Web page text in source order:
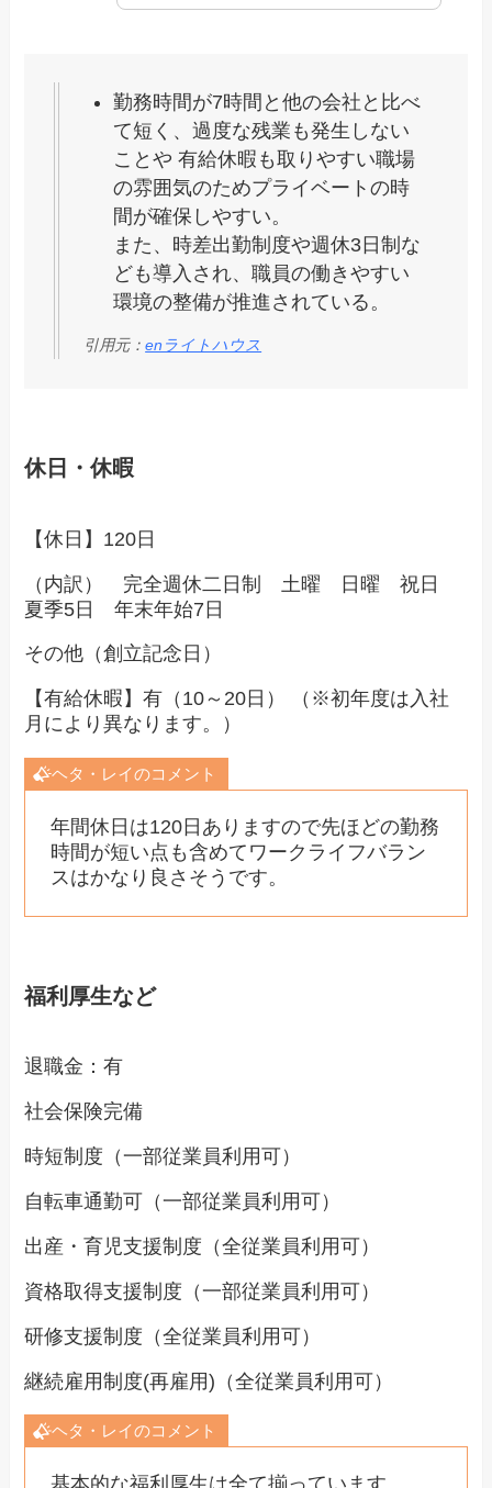
勤務時間が7時間と他の会社と比べ
て短く、過度な残業も発生しない
ことや 有給休暇も取りやすい職場
の雰囲気のためプライベートの時
間が確保しやすい。
また、時差出勤制度や週休3日制な
ども導入され、職員の働きやすい
環境の整備が推進されている。
引用元：enライトハウス
休日・休暇
【休日】120日
（内訳） 完全週休二日制 土曜 日曜 祝日
夏季5日 年末年始7日
その他（創立記念日）
【有給休暇】有（10～20日） （※初年度は入社
月により異なります。）
ヘタ・レイのコメント
年間休日は120日ありますので先ほどの勤務
時間が短い点も含めてワークライフバラン
スはかなり良さそうです。
福利厚生など
退職金：有
社会保険完備
時短制度（一部従業員利用可）
自転車通勤可（一部従業員利用可）
出産・育児支援制度（全従業員利用可）
資格取得支援制度（一部従業員利用可）
研修支援制度（全従業員利用可）
継続雇用制度(再雇用)（全従業員利用可）
ヘタ・レイのコメント